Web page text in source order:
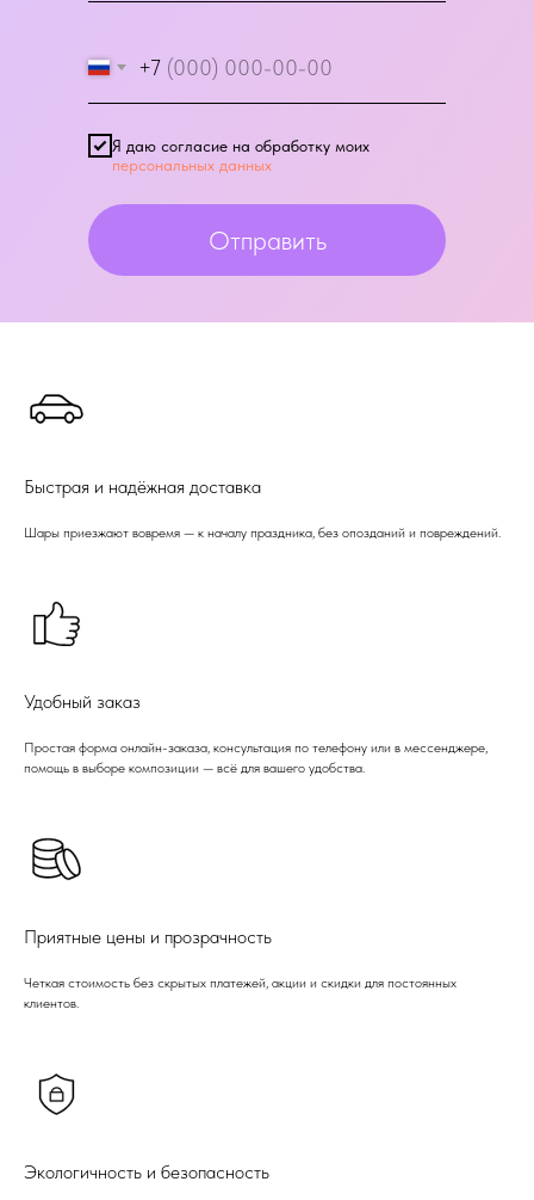
+7
Я даю согласие на обработку моих
персональных данных
Отправить
Быстрая и надёжная доставка
Шары приезжают вовремя — к началу праздника, без опозданий и повреждений.
Удобный заказ
Простая форма онлайн-заказа, консультация по телефону или в мессенджере,
помощь в выборе композиции — всё для вашего удобства.
Приятные цены и прозрачность
Четкая стоимость без скрытых платежей, акции и скидки для постоянных
клиентов.
Экологичность и безопасность